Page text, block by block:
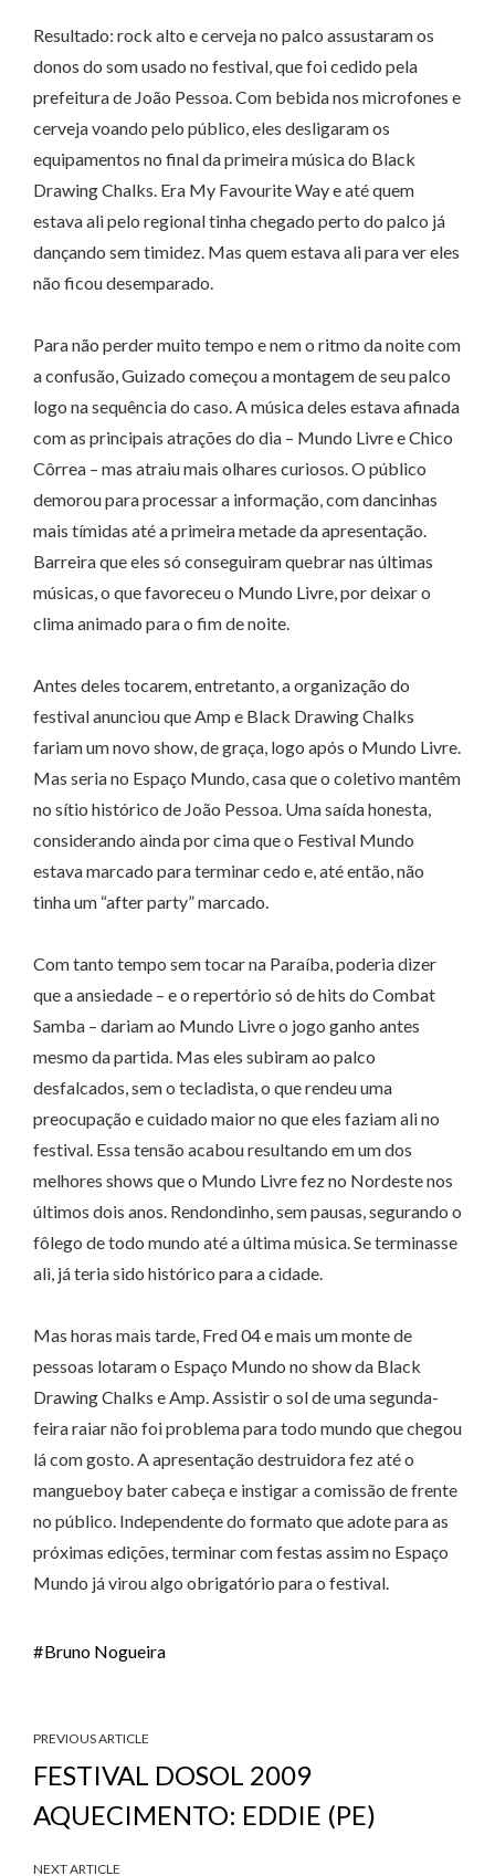
Resultado: rock alto e cerveja no palco assustaram os
donos do som usado no festival, que foi cedido pela
prefeitura de João Pessoa. Com bebida nos microfones e
cerveja voando pelo público, eles desligaram os
equipamentos no final da primeira música do Black
Drawing Chalks. Era My Favourite Way e até quem
estava ali pelo regional tinha chegado perto do palco já
dançando sem timidez. Mas quem estava ali para ver eles
não ficou desemparado.
Para não perder muito tempo e nem o ritmo da noite com
a confusão, Guizado começou a montagem de seu palco
logo na sequência do caso. A música deles estava afinada
com as principais atrações do dia – Mundo Livre e Chico
Côrrea – mas atraiu mais olhares curiosos. O público
demorou para processar a informação, com dancinhas
mais tímidas até a primeira metade da apresentação.
Barreira que eles só conseguiram quebrar nas últimas
músicas, o que favoreceu o Mundo Livre, por deixar o
clima animado para o fim de noite.
Antes deles tocarem, entretanto, a organização do
festival anunciou que Amp e Black Drawing Chalks
fariam um novo show, de graça, logo após o Mundo Livre.
Mas seria no Espaço Mundo, casa que o coletivo mantêm
no sítio histórico de João Pessoa. Uma saída honesta,
considerando ainda por cima que o Festival Mundo
estava marcado para terminar cedo e, até então, não
tinha um “after party” marcado.
Com tanto tempo sem tocar na Paraíba, poderia dizer
que a ansiedade – e o repertório só de hits do Combat
Samba – dariam ao Mundo Livre o jogo ganho antes
mesmo da partida. Mas eles subiram ao palco
desfalcados, sem o tecladista, o que rendeu uma
preocupação e cuidado maior no que eles faziam ali no
festival. Essa tensão acabou resultando em um dos
melhores shows que o Mundo Livre fez no Nordeste nos
últimos dois anos. Rendondinho, sem pausas, segurando o
fôlego de todo mundo até a última música. Se terminasse
ali, já teria sido histórico para a cidade.
Mas horas mais tarde, Fred 04 e mais um monte de
pessoas lotaram o Espaço Mundo no show da Black
Drawing Chalks e Amp. Assistir o sol de uma segunda-
feira raiar não foi problema para todo mundo que chegou
lá com gosto. A apresentação destruidora fez até o
mangueboy bater cabeça e instigar a comissão de frente
no público. Independente do formato que adote para as
próximas edições, terminar com festas assim no Espaço
Mundo já virou algo obrigatório para o festival.
Bruno Nogueira
PREVIOUS ARTICLE
FESTIVAL DOSOL 2009
AQUECIMENTO: EDDIE (PE)
NEXT ARTICLE